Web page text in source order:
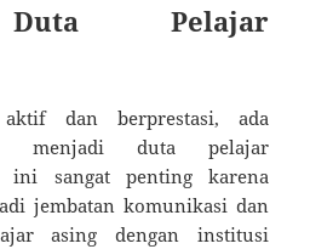
Pelajar
dan berprestasi, ada
menjadi duta pelajar
ini sangat penting karena
jembatan komunikasi dan
asing dengan institusi